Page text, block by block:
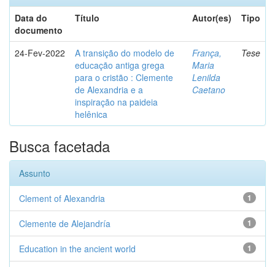
Data do
documento
Título Autor(es) Tipo
24-Fev-2022
A transição do modelo de
educação antiga grega
para o cristão : Clemente
de Alexandria e a
inspiração na paideia
helênica
França,
Maria
Lenilda
Caetano
Tese
Busca facetada
Assunto
1
Clement of Alexandria
1
Clemente de Alejandría
1
Education in the ancient world